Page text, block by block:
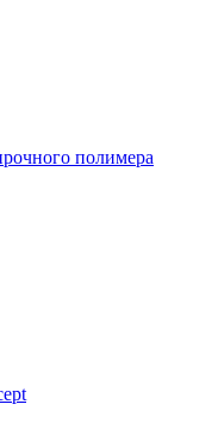
полимера